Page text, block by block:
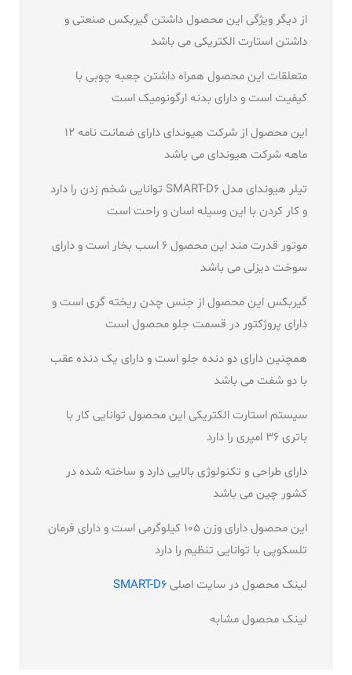
از دیگر ویژگی این محصول داشتن گیربکس صنعتی و
داشتن استارت الکتریکی می باشد
متعلقات این محصول همراه داشتن جعبه چوبی با
کیفیت است و دارای بدنه ارگونومیک است
این محصول از شرکت هیوندای دارای ضمانت نامه 12
ماهه شرکت هیوندای می باشد
تیلر هیوندای مدل SMART-D6 توانایی شخم زدن را دارد
و کار کردن با این وسیله اسان و راحت است
موتور قدرت مند این محصول 6 اسب بخار است و دارای
سوخت دیزلی می باشد
گیربکس این محصول از جنس چدن ریخته گری است و
دارای پروژکتور در قسمت جلو محصول است
همچنین دارای دو دنده جلو است و دارای یک دنده عقب
با دو شفت می باشد
سیستم استارت الکتریکی این محصول توانایی کار با
باتری 36 امپری را دارد
دارای طراحی و تکنولوژی بالایی دارد و ساخته شده در
کشور چین می باشد
این محصول دارای وزن 105 کیلوگرمی است و دارای فرمان
تلسکوپی با توانایی تنظیم را دارد
لینک محصول در سایت اصلیSMART-D6
لینک محصول مشابه